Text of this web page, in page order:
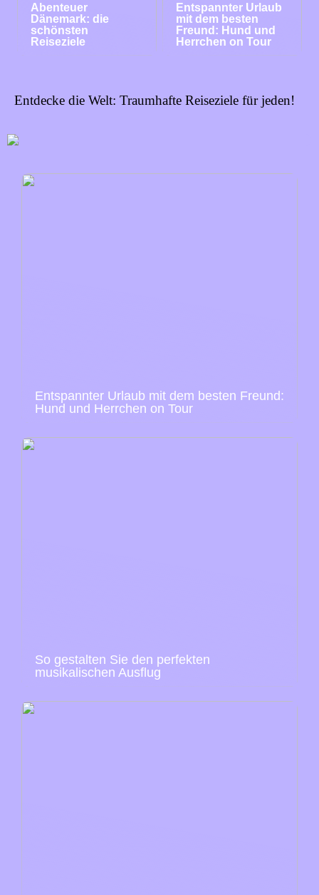
Abenteuer
Dänemark: die
schönsten
Reiseziele
Entspannter Urlaub
mit dem besten
Freund: Hund und
Herrchen on Tour
Entdecke die Welt: Traumhafte Reiseziele für jeden!
Entspannter Urlaub mit dem besten Freund:
Hund und Herrchen on Tour
So gestalten Sie den perfekten
musikalischen Ausflug